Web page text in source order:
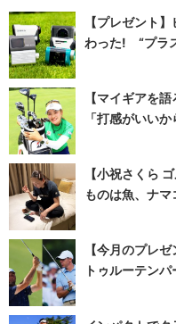
【プレゼント
わった! “プラ
【マイギアを
「打感がいい
【小祝さくら
ものは魚、ナマ
【今月のプレ
トゥルーテン